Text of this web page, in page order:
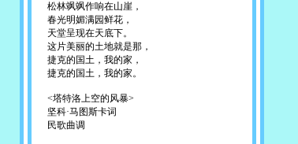
松林飒飒作响在山崖，
春光明媚满园鲜花，
天堂呈现在天底下。
这片美丽的土地就是那，
捷克的国土，我的家，
捷克的国土，我的家。
<塔特洛上空的风暴>
坚科·马图斯卡词
民歌曲调